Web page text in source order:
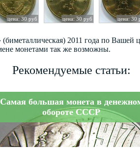
цена: 30 руб цена: 30 руб цена: 30
2011 года по
монетами так же возможны.
Рекомендуемые статьи:
Самая большая монета в
обороте СССР